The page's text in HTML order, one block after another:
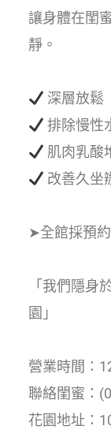
讓身體在閨
靜。
深層放鬆
排除慢性
肌肉乳酸
改善久坐
➤全館採預
「我們隱身
園」
營業時間：
聯絡閨蜜：
花園地址：